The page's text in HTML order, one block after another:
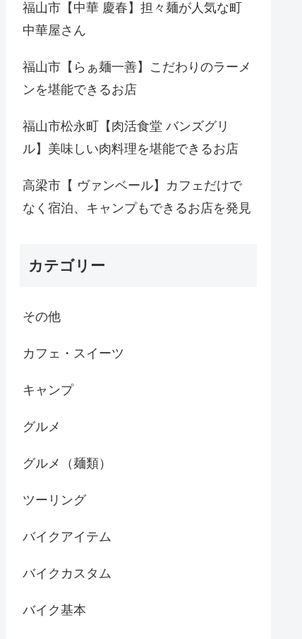
福山市【中華 慶春】担々麺が人気な町
中華屋さん
福山市【らぁ麺一善】こだわりのラーメ
ンを堪能できるお店
福山市松永町【肉活食堂 バンズグリ
ル】美味しい肉料理を堪能できるお店
高梁市【 ヴァンベール】カフェだけで
なく宿泊、キャンプもできるお店を発見
カテゴリー
その他
カフェ・スイーツ
キャンプ
グルメ
グルメ（麺類）
ツーリング
バイクアイテム
バイクカスタム
バイク基本